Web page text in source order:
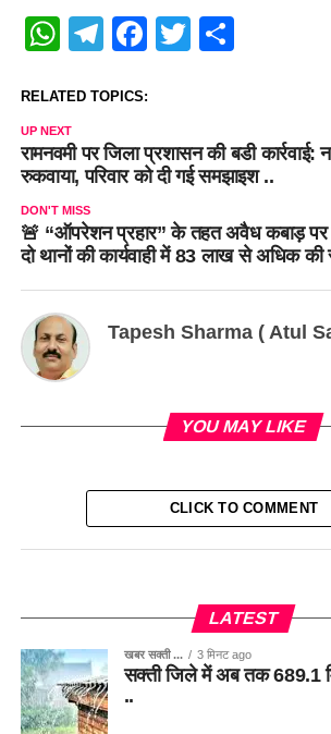
WhatsApp
Telegram
Facebook
Twitter
Share
RELATED TOPICS:
UP NEXT
रामनवमी पर जिला प्रशासन की बडी कार्रवाई:
रुकवाया, परिवार को दी गई समझाइश ..
DON'T MISS
🚨 “ऑपरेशन प्रहार” के तहत अवैध कबाड़ पर
दो थानों की कार्यवाही में 83 लाख से अधिक की
Tapesh Sharma ( Atul
YOU MAY LIKE
CLICK TO COMMENT
LATEST
खबर सक्ती ... 3 मिनट ago
सक्ती जिले में अब तक 689.1
..